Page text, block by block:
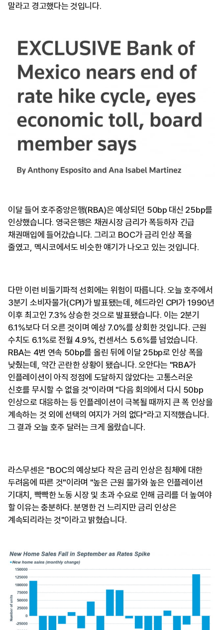
말라고 경고했다는 것입니다.
이달 들어 호주중앙은행(RBA)은 예상되던 50bp 대신 25bp를
인상했습니다. 영국은행은 채권시장 금리가 폭등하자 긴급
채권매입에 들어갔습니다. 그리고 BOC가 금리 인상 폭을
줄였고, 멕시코에서도 비슷한 얘기가 나오고 있는 것입니다.
다만 이런 비둘기파적 선회에는 위험이 따릅니다. 오늘 호주에서
3분기 소비자물가(CPI)가 발표됐는데, 헤드라인 CPI가 1990년
이후 최고인 7.3% 상승한 것으로 발표됐습니다. 이는 2분기
6.1%보다 더 오른 것이며 예상 7.0%를 상회한 것입니다. 근원
수치도 6.1%로 전월 4.9%, 컨센서스 5.6%를 넘었습니다.
RBA는 4번 연속 50bp를 올린 뒤에 이달 25bp로 인상 폭을
낮췄는데, 약간 곤란한 상황이 됐습니다. 오안다는 "RBA가
인플레이션이 아직 정점에 도달하지 않았다는 고통스러운
신호를 무시할 수 없을 것"이라며 "다음 회의에서 다시 50bp
인상으로 대응하는 등 인플레이션이 극복될 때까지 큰 폭 인상을
계속하는 것 외에 선택의 여지가 거의 없다"라고 지적했습니다.
그 결과 오늘 호주 달러는 크게 올랐습니다.
라스무센은 "BOC의 예상보다 작은 금리 인상은 침체에 대한
두려움에 따른 것"이라며 "높은 근원 물가와 높은 인플레이션
기대치, 빡빡한 노동 시장 및 초과 수요로 인해 금리를 더 높여야
할 이유는 충분하다. 분명한 건 느리지만 금리 인상은
계속되리라는 것"이라고 밝혔습니다.